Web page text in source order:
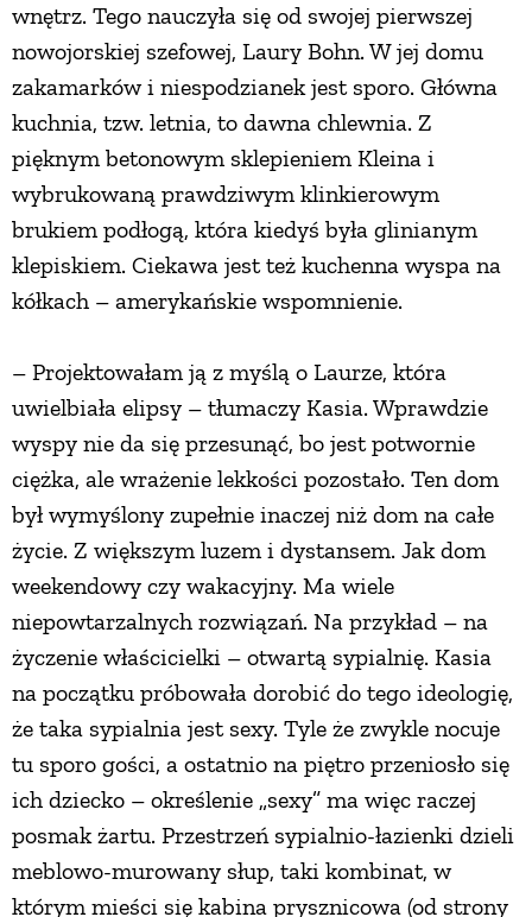
wnętrz. Tego nauczyła się od swojej pierwszej
nowojorskiej szefowej, Laury Bohn. W jej domu
zakamarków i niespodzianek jest sporo. Główna
kuchnia, tzw. letnia, to dawna chlewnia. Z
pięknym betonowym sklepieniem Kleina i
wybrukowaną prawdziwym klinkierowym
brukiem podłogą, która kiedyś była glinianym
klepiskiem. Ciekawa jest też kuchenna wyspa na
kółkach – amerykańskie wspomnienie.
– Projektowałam ją z myślą o Laurze, która
uwielbiała elipsy – tłumaczy Kasia. Wprawdzie
wyspy nie da się przesunąć, bo jest potwornie
ciężka, ale wrażenie lekkości pozostało. Ten dom
był wymyślony zupełnie inaczej niż dom na całe
życie. Z większym luzem i dystansem. Jak dom
weekendowy czy wakacyjny. Ma wiele
niepowtarzalnych rozwiązań. Na przykład – na
życzenie właścicielki – otwartą sypialnię. Kasia
na początku próbowała dorobić do tego ideologię,
że taka sypialnia jest sexy. Tyle że zwykle nocuje
tu sporo gości, a ostatnio na piętro przeniosło się
ich dziecko – określenie „sexy” ma więc raczej
posmak żartu. Przestrzeń sypialnio-łazienki dzieli
meblowo-murowany słup, taki kombinat, w
którym mieści się kabina prysznicowa (od strony